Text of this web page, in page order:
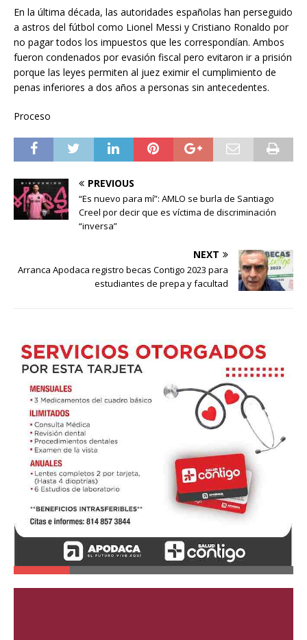
En la última década, las autoridades españolas han perseguido
a astros del fútbol como Lionel Messi y Cristiano Ronaldo por
no pagar todos los impuestos que les correspondían. Ambos
fueron condenados por evasión fiscal pero evitaron ir a prisión
porque las leyes permiten al juez eximir el cumplimiento de
penas inferiores a dos años a personas sin antecedentes.
Proceso
PREVIOUS
“Es nuevo para mí”: AMLO se burla de Santiago
Creel por decir que es víctima de discriminación
“inversa”
NEXT
Arranca Apodaca registro becas Contigo 2023 para
estudiantes de prepa y facultad